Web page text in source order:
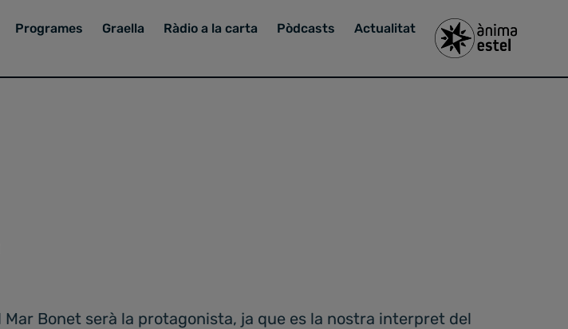
Programes Graella Ràdio a la carta Pòdcasts Actualitat
Bonet serà la protagonista, ja que es la nostra interpret del